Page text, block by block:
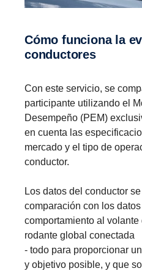
Cómo funciona la evalua­ción de los
conduc­tores
Con este servicio, se
participante utilizando el
Desempeño (PEM)
en cuenta las
mercado y el tipo de
conductor.
Los datos del conductor
comparación con los
comportamiento al
rodante global conectada
- todo para proporcionar
y objetivo posible, y que